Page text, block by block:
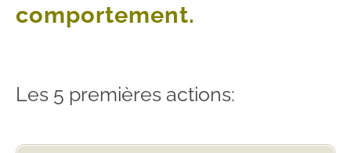
comportement.
Les 5 premières actions: